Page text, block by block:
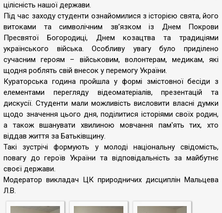
цілісність нашої держави.
Під час заходу студенти ознайомилися з історією свята, його
витоками та символічним зв’язком із Днем Покрови
Пресвятої Богородиці, Днем козацтва та традиціями
українського війська. Особливу увагу було приділено
сучасним героям – військовим, волонтерам, медикам, які
щодня роблять свій внесок у перемогу України.
Кураторська година пройшла у формі змістовної бесіди з
елементами перегляду відеоматеріалів, презентацій та
дискусії. Студенти мали можливість висловити власні думки
щодо значення цього дня, поділитися історіями своїх родин,
а також вшанувати хвилиною мовчання пам'ять тих, хто
віддав життя за Батьківщину.
Такі зустрічі формують у молоді національну свідомість,
повагу до героїв України та відповідальність за майбутнє
своєї держави.
Модератор викладач ЦК природничих дисциплін Мальцева
Л.В.